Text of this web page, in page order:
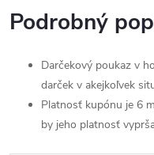
Podrobný
Darčekový poukaz v
darček v akejkoľvek
Platnosť kupónu je 6
by jeho platnosť